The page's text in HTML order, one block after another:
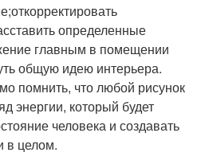
определенные
главным в помещении
общую идею интерьера.
помнить, что любой рисунок
энергии, который будет
человека и создавать
в целом.